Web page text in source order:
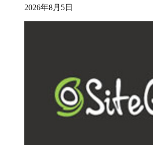
2026年8月5日